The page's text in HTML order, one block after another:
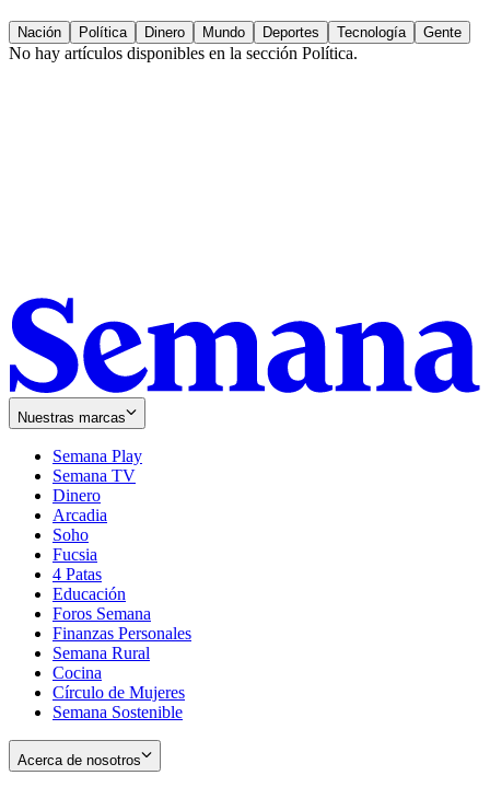
Nación Política Dinero Mundo Deportes Tecnología Gente
No hay artículos disponibles en la sección Política.
Nuestras marcas
Semana Play
Semana TV
Dinero
Arcadia
Soho
in
new
window
Fucsia
in
new
window
4 Patas
Educación
Foros Semana
Finanzas Personales
Semana Rural
Cocina
Círculo de Mujeres
Semana Sostenible
Acerca de nosotros